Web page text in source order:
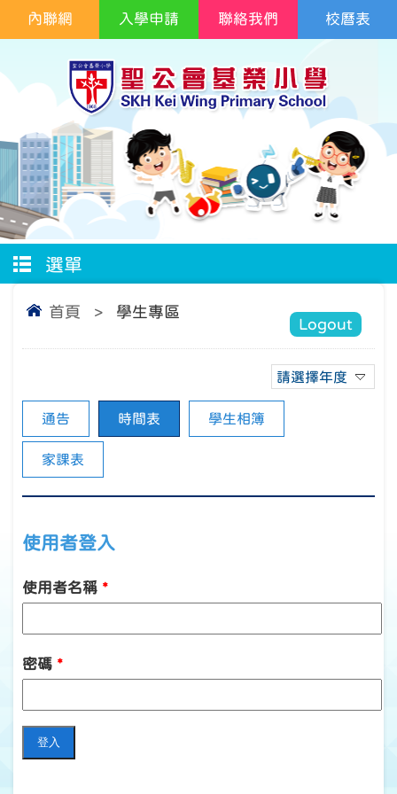
校曆表
內聯網 入學申請 聯絡我們
選單
Logout
首頁 > 學生專區
請選擇年度
通告 時間表 學生相簿
家課表
使用者登入
使用者名稱 *
密碼 *